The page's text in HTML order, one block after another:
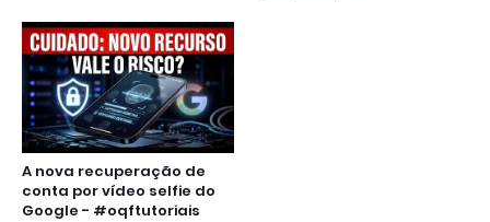
A nova recuperação de
conta por vídeo selfie do
Google - #oqftutoriais